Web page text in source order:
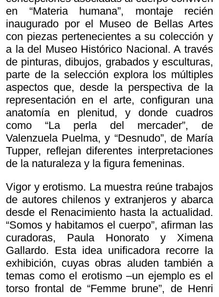
en “Materia humana”, montaje recién
inaugurado por el Museo de Bellas Artes
con piezas pertenecientes a su colección y
a la del Museo Histórico Nacional. A través
de pinturas, dibujos, grabados y esculturas,
parte de la selección explora los múltiples
aspectos que, desde la perspectiva de la
representación en el arte, configuran una
anatomía en plenitud, y donde cuadros
como “La perla del mercader”, de
Valenzuela Puelma, y “Desnudo”, de María
Tupper, reflejan diferentes interpretaciones
de la naturaleza y la figura femeninas.
Vigor y erotismo. La muestra reúne trabajos
de autores chilenos y extranjeros y abarca
desde el Renacimiento hasta la actualidad.
“Somos y habitamos el cuerpo”, afirman las
curadoras, Paula Honorato y Ximena
Gallardo. Esta idea unificadora recorre la
exhibición, cuyas obras aluden también a
temas como el erotismo –un ejemplo es el
torso frontal de “Femme brune”, de Henri